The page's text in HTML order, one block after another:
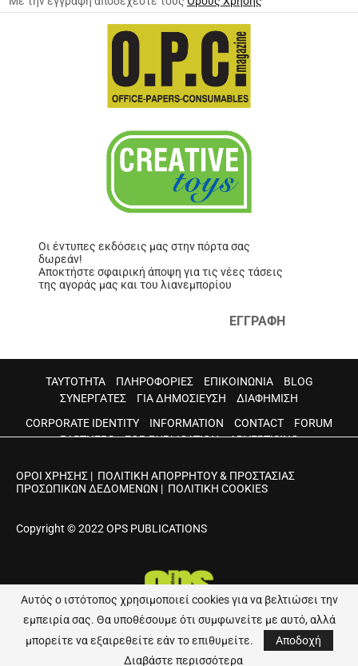
Οι έντυπες εκδόσεις μας στην πόρτα σας
δωρεάν!
Αποκτήστε σφαιρική άποψη για τις νέες τάσεις
της αγοράς μας και του λιανεμπορίου
ΕΓΓΡΑΦΗ
ΤΑΥΤΟΤΗΤΑ ΠΛΗΡΟΦΟΡΙΕΣ ΕΠΙΚΟΙΝΩΝΙΑ
BLOG
ΣΥΝΕΡΓΑΤΕΣ
ΓΙΑ ΔΗΜΟΣΙΕΥΣΗ
ΔΙΑΦΗΜΙΣΗ
CORPORATE IDENTITY
INFORMATION CONTACT
FORUM
PARTNERS
FOR PUBLICATION ADVERTISING
ΟΡΟΙ ΧΡΗΣΗΣ | ΠΟΛΙΤΙΚΗ ΑΠΟΡΡΗΤΟΥ & ΠΡΟΣΤΑΣΙΑΣ
ΠΡΟΣΩΠΙΚΩΝ ΔΕΔΟΜΕΝΩΝ | ΠΟΛΙΤΙΚΗ COOKIES
Copyright © 2022 OPS PUBLICATIONS
Developed byWeb Visionaries
Αυτός ο ιστότοπος χρησιμοποιεί cookies για να βελτιώσει την
εμπειρία σας. Θα υποθέσουμε ότι συμφωνείτε με αυτό, αλλά
μπορείτε να εξαιρεθείτε εάν το επιθυμείτε.
Αποδοχή
Διαβάστε περισσότερα